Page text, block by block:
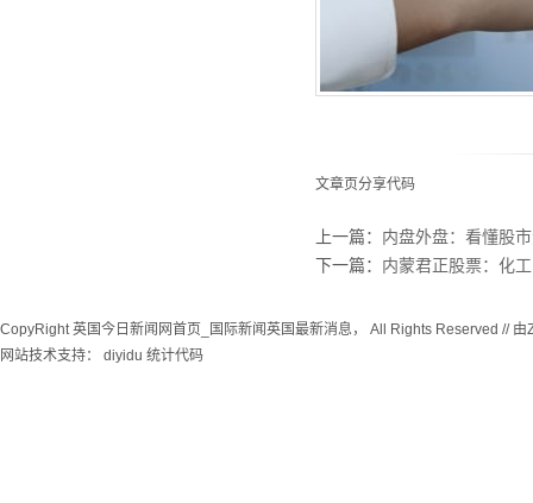
文章页分享代码
上一篇： 内盘外盘：看懂股
下一篇： 内蒙君正股票：化
CopyRight 英国今日新闻网首页_国际新闻英国最新消息， All Rights Reserved // 由
网站技术支持： diyidu 统计代码